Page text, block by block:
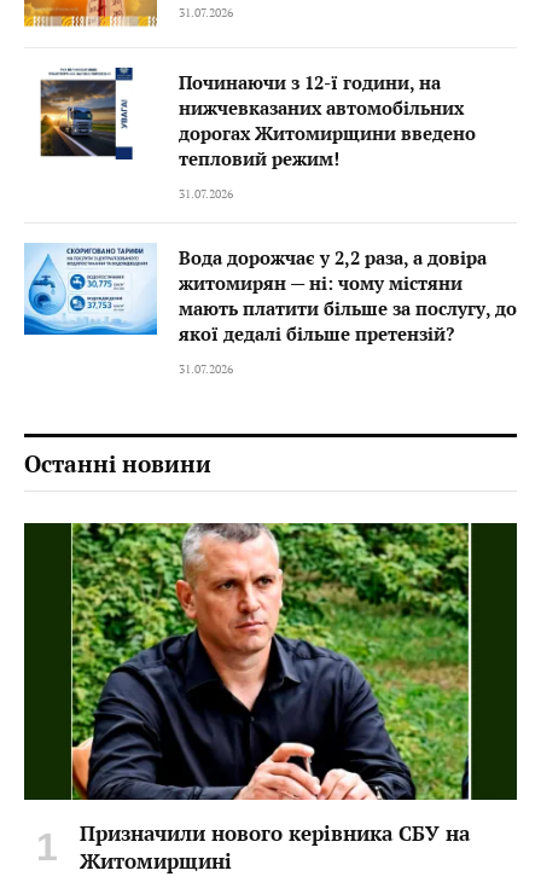
31.07.2026
Починаючи з 12-ї години, на
нижчевказаних автомобільних
дорогах Житомирщини введено
тепловий режим!
31.07.2026
Вода дорожчає у 2,2 раза, а довіра
житомирян — ні: чому містяни
мають платити більше за послугу, до
якої дедалі більше претензій?
31.07.2026
Останні новини
Призначили нового керівника СБУ на
Житомирщині